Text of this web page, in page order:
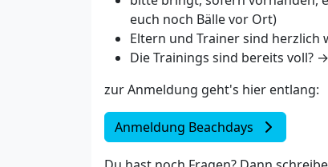
euch noch Bälle vor Ort)
Eltern und Trainer sind
Die Trainings sind bereits voll?
zur Anmeldung geht's hier entlang:
Anmeldung Beachdays